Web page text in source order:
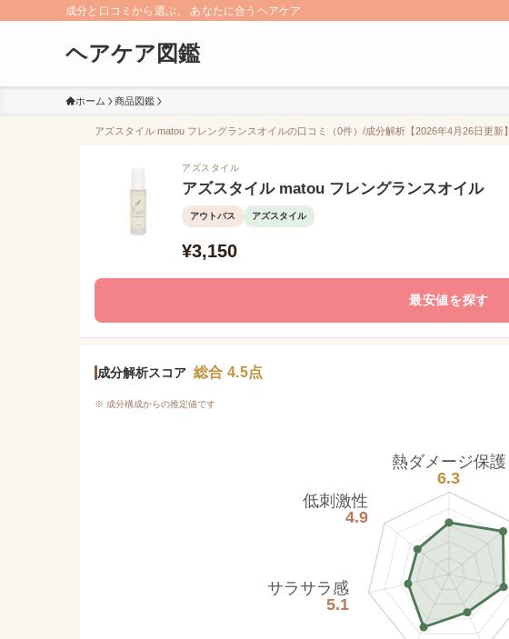
成分と口コミから選ぶ、 あなたに合うヘアケア
ヘアケア図鑑
ホーム 商品図鑑
アズスタイル matou フレングランスオイルの口コミ（0件）/成分解析【2026年4月26日更新】
アズスタイル
アズスタイル matou フレングランスオイル
アウトバス アズスタイル
¥3,150
最安値を探す
成分解析スコア 総合 4.5点
※ 成分構成からの推定値です
熱ダメージ保護
6.3
サラサラ感
5.1
低刺激性
4.9